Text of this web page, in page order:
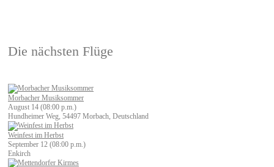
Die nächsten Flüge
Morbacher Musiksommer
August 14 (08:00 p.m.)
Hundheimer Weg, 54497 Morbach, Deutschland
Weinfest im Herbst
September 12 (08:00 p.m.)
Enkirch